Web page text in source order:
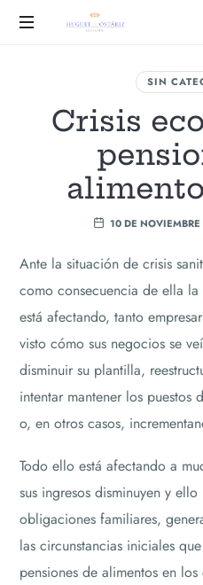
Huguet
Ostáriz
SIN
Crisis
10 DE
Ante la situación de crisis
como consecuencia de ella
está afectando, tanto
visto cómo sus negocios se
disminuir su plantilla,
intentar mantener los puestos
o, en otros casos,
Todo ello está afectando a
sus ingresos disminuyen y
obligaciones familiares,
las circunstancias iniciales
pensiones de alimentos en